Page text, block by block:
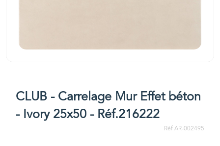
CLUB - Carrelage Mur Effet béton
- Ivory 25x50 - Réf.216222
Réf AR-002495